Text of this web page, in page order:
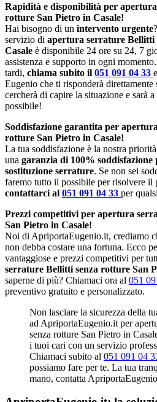
Rapidità e disponibilità per
rotture San Pietro in Casale!
Hai bisogno di un intervento urgente
servizio di apertura serrature Bellitti
Casale è disponibile 24 ore su 24, 7
assistenza e supporto in ogni
tardi, chiama subito il 051 091 04 33
Eugenio che ti risponderà direttamente
cercherà di capire la situazione e sarà
possibile!
Soddisfazione garantita per
rotture San Pietro in Casale!
La tua soddisfazione è la nostra
una garanzia di 100%
sostituzione serrature. Se non sei
faremo tutto il possibile per risolvere il
contattarci al 051 091 04 33 per
Prezzi competitivi per apertura
San Pietro in Casale!
Noi di ApriportaEugenio.it, crediamo
non debba costare una fortuna. Ecco
vantaggiose e prezzi competitivi per
serrature Bellitti senza rotture San
saperne di più? Chiamaci ora al 051
preventivo gratuito e personalizzato.
Non lasciare la sicurezza della
ad ApriportaEugenio.it per
senza rotture San Pietro in
i tuoi cari con un servizio
Chiamaci subito al 051 091 04
possiamo fare per te. La tua
mano, contatta